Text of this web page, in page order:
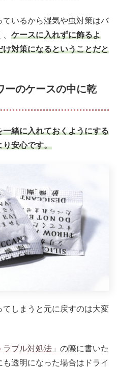
いるから湿気や虫対策はバ
ケースに入れずに飾るよ
対策になるということだと
ーのケースの中に乾
緒に入れておくようにする
り安心です。
しまうと元に戻すのは大変
ブル対処法」 の際に書いた
透明になった場合はドライ